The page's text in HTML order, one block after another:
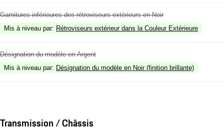
Garnitures inférieures des rétroviseurs extérieurs en Noir
Mis à niveau par: Rétroviseurs extérieur dans la Couleur Extérieure
Désignation du modèle en Argent
Mis à niveau par: Désignation du modèle en Noir (finition brillante)
Transmission / Châssis